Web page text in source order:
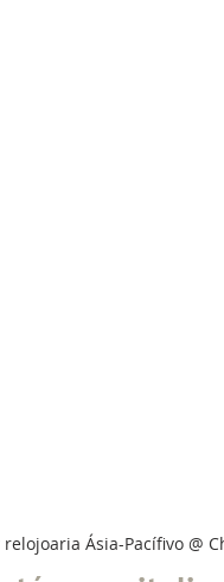
Ásia-Pacífivo @